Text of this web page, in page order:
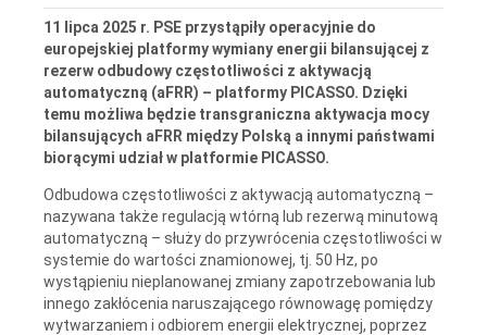
11 lipca 2025 r. PSE przystąpiły operacyjnie do
europejskiej platformy wymiany energii bilansującej z
rezerw odbudowy częstotliwości z aktywacją
automatyczną (aFRR) – platformy PICASSO. Dzięki
temu możliwa będzie transgraniczna aktywacja mocy
bilansujących aFRR między Polską a innymi państwami
biorącymi udział w platformie PICASSO.
Odbudowa częstotliwości z aktywacją automatyczną –
nazywana także regulacją wtórną lub rezerwą minutową
automatyczną – służy do przywrócenia częstotliwości w
systemie do wartości znamionowej, tj. 50 Hz, po
wystąpieniu nieplanowanej zmiany zapotrzebowania lub
innego zakłócenia naruszającego równowagę pomiędzy
wytwarzaniem i odbiorem energii elektrycznej, poprzez